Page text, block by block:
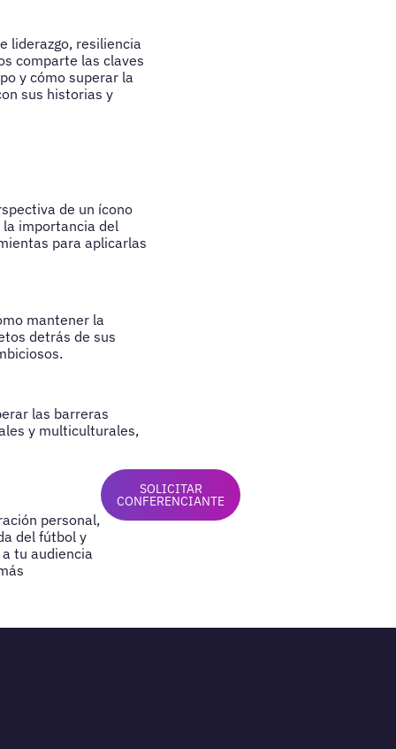
liderazgo, resiliencia
comparte las claves
y cómo superar la
sus historias y
de un ícono
importancia del
para aplicarlas
mantener la
detrás de sus
las barreras
y multiculturales,
personal,
del fútbol y
tu audiencia
SOLICITAR
CONFERENCIANTE